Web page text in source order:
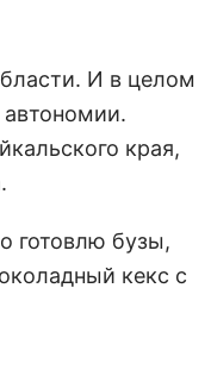
И в целом
автономии.
края,
готовлю бузы,
кекс с